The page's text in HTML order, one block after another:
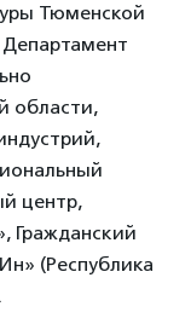
Тюменской
области,
центр,
Гражданский
(Республика